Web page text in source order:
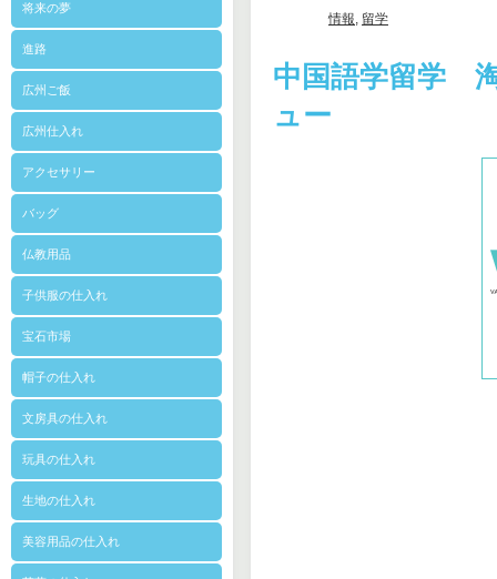
将来の夢
進路
広州ご飯
広州仕入れ
アクセサリー
バッグ
仏教用品
子供服の仕入れ
宝石市場
帽子の仕入れ
文房具の仕入れ
玩具の仕入れ
生地の仕入れ
美容用品の仕入れ
情報, 留学
中国語学留学
ュー